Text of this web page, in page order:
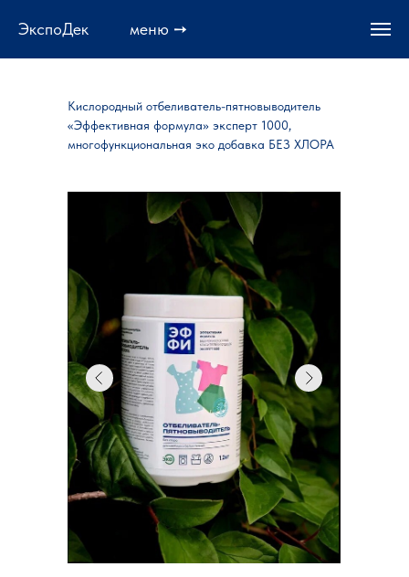
ЭкспоДек меню ➙
Кислородный отбеливатель-пятновыводитель
«Эффективная формула» эксперт 1000,
многофункциональная эко добавка БЕЗ ХЛОРА